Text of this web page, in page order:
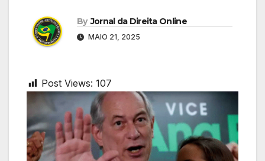
By Jornal da Direita Online
MAIO 21, 2025
Post Views: 107